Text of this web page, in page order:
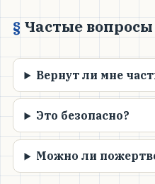
Частые вопросы
Вернут ли мне
Это безопасно?
Можно ли